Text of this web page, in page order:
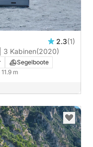
2.3(1)
3 Kabinen(2020)
Segelboote
11.9 m